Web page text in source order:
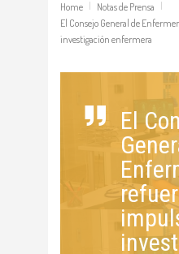
Home
Notas de Prensa
El Consejo General de
investigación enfermera
El